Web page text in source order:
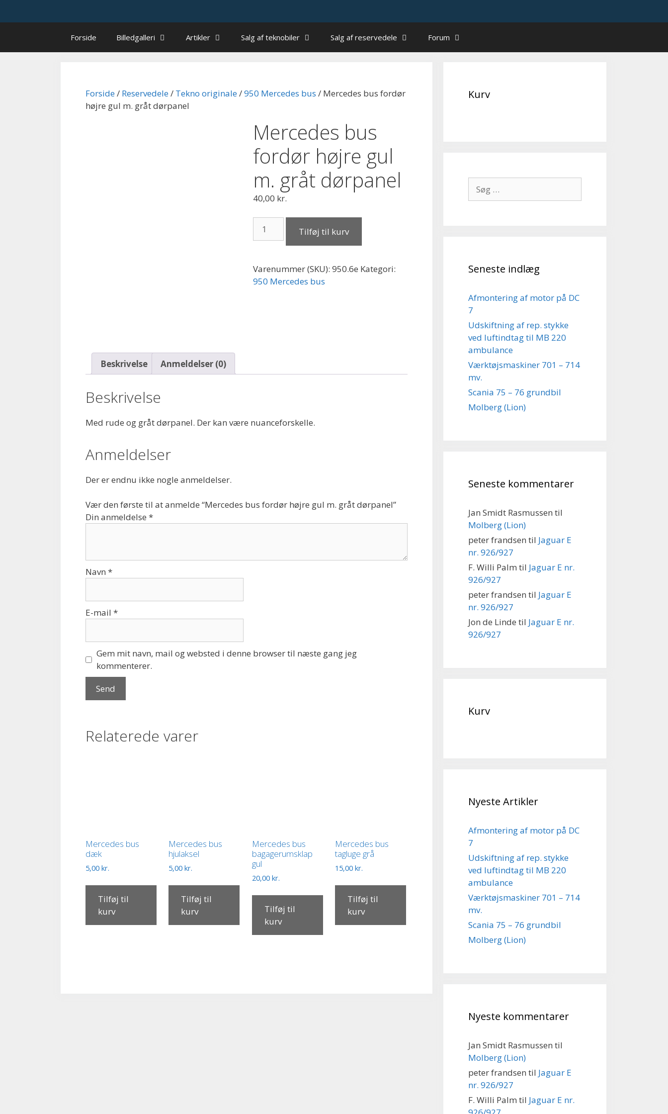
Forside Billedgalleri Artikler Salg af teknobiler Salg af reservedele Forum
Forside/ Reservedele/ Tekno originale/950 Mercedes bus / Mercedes bus fordør
højre gul m. gråt dørpanel
Mercedes bus
fordør højre gul
m. gråt dørpanel
40,00 kr.
bus
gul
m.
Tilføj til kurv
Varenummer (SKU): 950.6e Kategori:
950 Mercedes bus
Beskrivelse Anmeldelser (0)
Beskrivelse
Med rude og gråt dørpanel. Der kan være nuanceforskelle.
Anmeldelser
Der er endnu ikke nogle anmeldelser.
Vær den første til at anmelde “Mercedes bus fordør højre gul m. gråt dørpanel”
Din anmeldelse *
Navn *
E-mail *
Gem mit navn, mail og websted i denne browser til næste gang jeg
kommenterer.
Relaterede varer
Mercedes bus
dæk
5,00 kr.
Tilføj til
kurv
Mercedes bus
hjulaksel
5,00kr.
Tilføj til
kurv
Mercedes bus
bagagerumsklap
gul
20,00 kr.
Tilføj til
kurv
Mercedes bus
tagluge grå
15,00kr.
Tilføj til
kurv
Kurv
efter:
Seneste indlæg
Afmontering af motor på DC
7
Udskiftning af rep. stykke
ved luftindtag til MB 220
ambulance
Værktøjsmaskiner 701 – 714
mv.
Scania 75 – 76 grundbil
Molberg (Lion)
Seneste kommentarer
Jan Smidt Rasmussen til
Molberg (Lion)
peter frandsen til Jaguar E
nr. 926/927
F. Willi Palm til Jaguar E nr.
926/927
peter frandsen til Jaguar E
nr. 926/927
Jon de Linde til Jaguar E nr.
926/927
Kurv
Nyeste Artikler
Afmontering af motor på DC
7
Udskiftning af rep. stykke
ved luftindtag til MB 220
ambulance
Værktøjsmaskiner 701 – 714
mv.
Scania 75 – 76 grundbil
Molberg (Lion)
Nyeste kommentarer
Jan Smidt Rasmussen til
Molberg (Lion)
peter frandsen til Jaguar E
nr. 926/927
F. Willi Palm til Jaguar E nr.